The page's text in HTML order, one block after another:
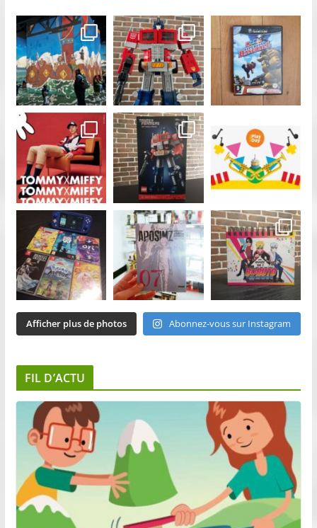
Afficher plus de photos Abonnez-vous sur Instagram
FIL D’ACTU